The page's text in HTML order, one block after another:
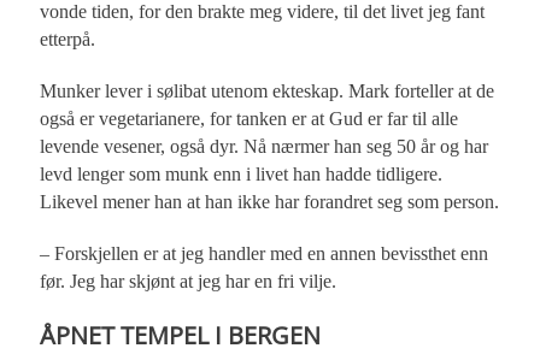
vonde tiden, for den brakte meg videre, til det livet jeg fant
etterpå.
Munker lever i sølibat utenom ekteskap. Mark forteller at de
også er vegetarianere, for tanken er at Gud er far til alle
levende vesener, også dyr. Nå nærmer han seg 50 år og har
levd lenger som munk enn i livet han hadde tidligere.
Likevel mener han at han ikke har forandret seg som person.
– Forskjellen er at jeg handler med en annen bevissthet enn
før. Jeg har skjønt at jeg har en fri vilje.
ÅPNET TEMPEL I BERGEN